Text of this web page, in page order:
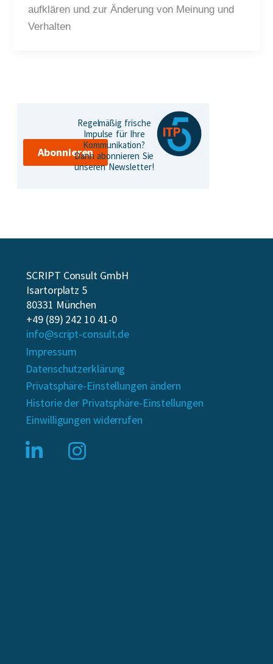
aufklären und zur Änderung von Meinung und
Verhalten
Abonnieren
Regelmäßig frische
Impulse für Ihre
Kommunikation?
Dann abonnieren Sie
unseren Newsletter!
SCRIPT Consult GmbH
Isartorplatz 5
80331 München
+49 (89) 242 10 41-0
info@script-consult.de
Impressum
Datenschutzerklärung
Privatsphäre-Einstellungen ändern
Historie der Privatsphäre-Einstellungen
Einwilligungen widerrufen